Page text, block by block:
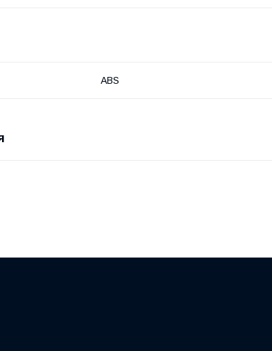
ABS